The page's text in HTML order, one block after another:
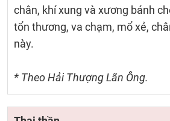
chân, khí xung và xương bánh
tổn thương, va chạm, mổ xẻ,
này.
* Theo Hải Thượng Lãn Ông.